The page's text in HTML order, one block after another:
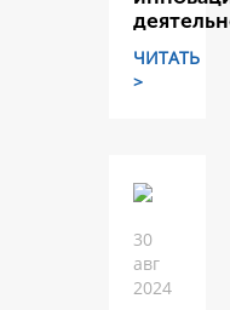
ЧИТАТЬ
>
30
авг
2024